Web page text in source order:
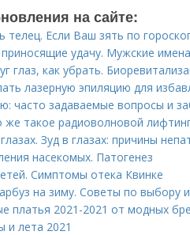
на сайте:
телец. Если Ваш зять по
удачу. Мужские
глаз, как убрать.
лазерную эпиляцию для
часто задаваемые вопросы и
же такое радиоволновой
Зуд в глазах: причины
насекомых. Патогенез
Симптомы отека Квинке
на зиму. Советы по выбору
платья 2021-2021 от модных
и лета 2021